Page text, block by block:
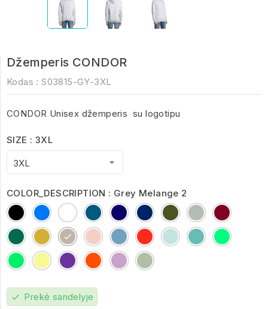
Džemperis CONDOR
Kodas : S03815-GY-3XL
CONDOR Unisex džemperis su logotipu
SIZE : 3XL
COLOR_DESCRIPTION : Grey Melange 2
BlackBlue WhiteCharcoal
Melange
French
Navy
royal
blue
army ash
bottle
green
Gold Grey
Melange
2
creamy
pink
Creamy
Blue
Bright
Red
Arctic
Blue
Pool
Blue
Spring
Green
Frozen
Green
Light
Yellow
Astral
Purple
Pop
Orange
Lilac Creamy
Green
check Prekė sandelyje